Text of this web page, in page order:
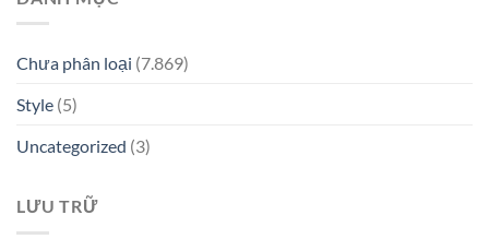
Chưa phân loại (7.869)
Style (5)
Uncategorized (3)
LƯU TRỮ